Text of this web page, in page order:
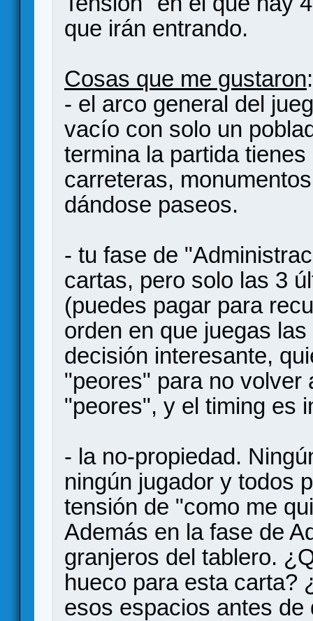
que irán entrando.
Cosas que me gustaron:
- el arco general del
vacío con solo un
termina la partida
carreteras,
dándose paseos.
- tu fase de
cartas, pero solo las 3
(puedes pagar para
orden en que juegas
decisión interesante,
"peores" para no volver
"peores", y el timing es
- la no-propiedad.
ningún jugador y todos
tensión de "como me
Además en la fase de
granjeros del tablero.
hueco para esta carta?
esos espacios antes